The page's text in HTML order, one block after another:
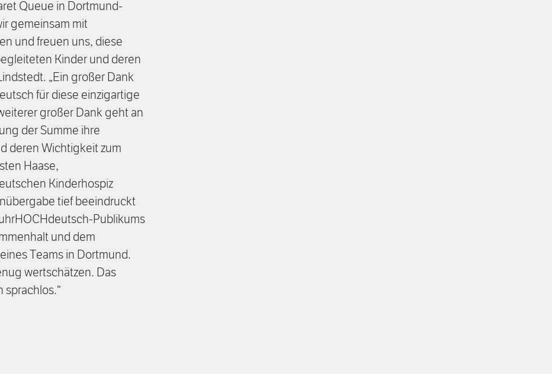
Queue in Dortmund-
gemeinsam mit
und freuen uns, diese
Kinder und deren
„Ein großer Dank
für diese einzigartige
großer Dank geht an
der Summe ihre
deren Wichtigkeit zum
Haase,
Kinderhospiz
tief beeindruckt
Publikums
und dem
Teams in Dortmund.
wertschätzen. Das
sprachlos.“